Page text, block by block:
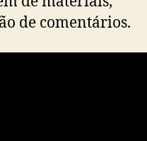
de comentários.